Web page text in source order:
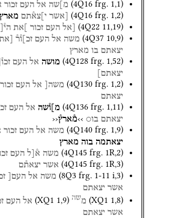
(4Q16 frg. 1,1) מ]שה אל העם זכור
(4Q16 frg. 1,2) [אשר י]צא֯תם מארץ
(4Q22 11,19) [אל העם זכור ]את
(4Q37 10,9) משה אל העם זכ]ו֯ר֯
יצאתם בו מארץ
(4Q128 frg. 1,52) מושה אל העם
יצאתם]
(4Q130 frg. 1,2) משה[ אל העם זכור
יצאתם
(4Q136 frg. 1,11) מ]ו֯שה אל העם
יצאתם בו○ ››מ֯ארץ֯‹‹
(4Q140 frg. 1,9) משה אל העם זכור
יצאתמה בוה מארץ
(4Q145 frg. 1R,2) משה א֯[ל העם
(4Q145 frg. 1R,3) אשר יצאת֯ם
(8Q3 frg. 1-11 i,3) משה אל העם[
אשר יצאתם
(XQ1 1,8) משה (XQ1 1,9) אל העם
אשר יצאתם